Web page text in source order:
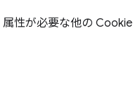
属性が必要な他の